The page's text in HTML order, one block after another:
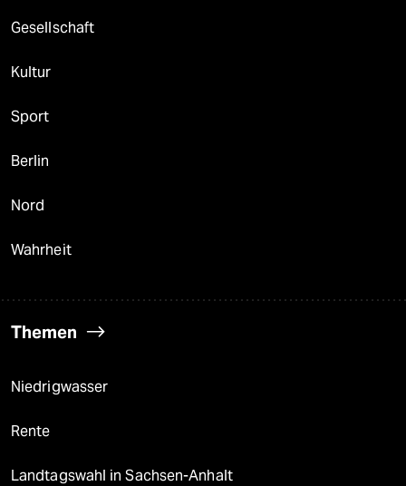
Gesellschaft
Kultur
Sport
Berlin
Nord
Wahrheit
Themen
Niedrigwasser
Rente
Landtagswahl in Sachsen-Anhalt